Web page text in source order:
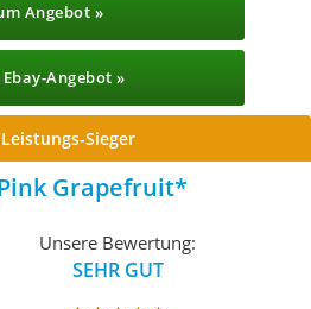
Angebot »
Angebot »
Sieger
Grapefruit
Unsere Bewertung:
SEHR GUT